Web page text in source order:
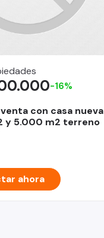
con casa nueva
y 5.000 m2 terreno
-16%
ahora